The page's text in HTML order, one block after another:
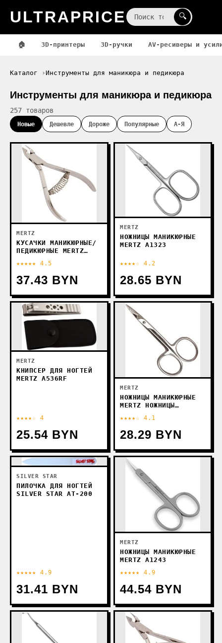
ULTRAPRICE 🔍
🏠 3D-принтеры 3D-ручки AV-ресиверы и
Каталог Инструменты для маникюра и педикюра
Инструменты для маникюра и педикюра
257 товаров
Новые Дешевле Дороже Популярные А-Я
MERTZ
КУСАЧКИ МАНИКЮРНЫЕ/
ПЕДИКЮРНЫЕ MERTZ
MRZ A1575
★★★★★ 4.5
37.43 BYN
MERTZ
НОЖНИЦЫ МАНИКЮРНЫЕ
MERTZ A1323
★★★★☆ 4.2
28.65 BYN
MERTZ
КНИПСЕР ДЛЯ НОГТЕЙ
MERTZ A536RF
★★★★☆ 4
25.54 BYN
MERTZ
НОЖНИЦЫ МАНИКЮРНЫЕ
MERTZ НОЖНИЦЫ
★★★★☆ 4.1
28.29 BYN
SILVER STAR
ПИЛОЧКА ДЛЯ НОГТЕЙ
SILVER STAR AT-200
★★★★★ 4.9
31.41 BYN
MERTZ
НОЖНИЦЫ МАНИКЮРНЫЕ
MERTZ A1243
★★★★★ 4.9
44.54 BYN